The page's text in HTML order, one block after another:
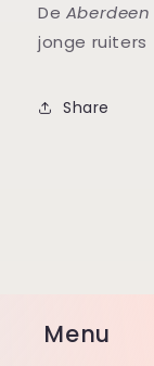
De Aberdeen
jonge ruiters
Share
Menu